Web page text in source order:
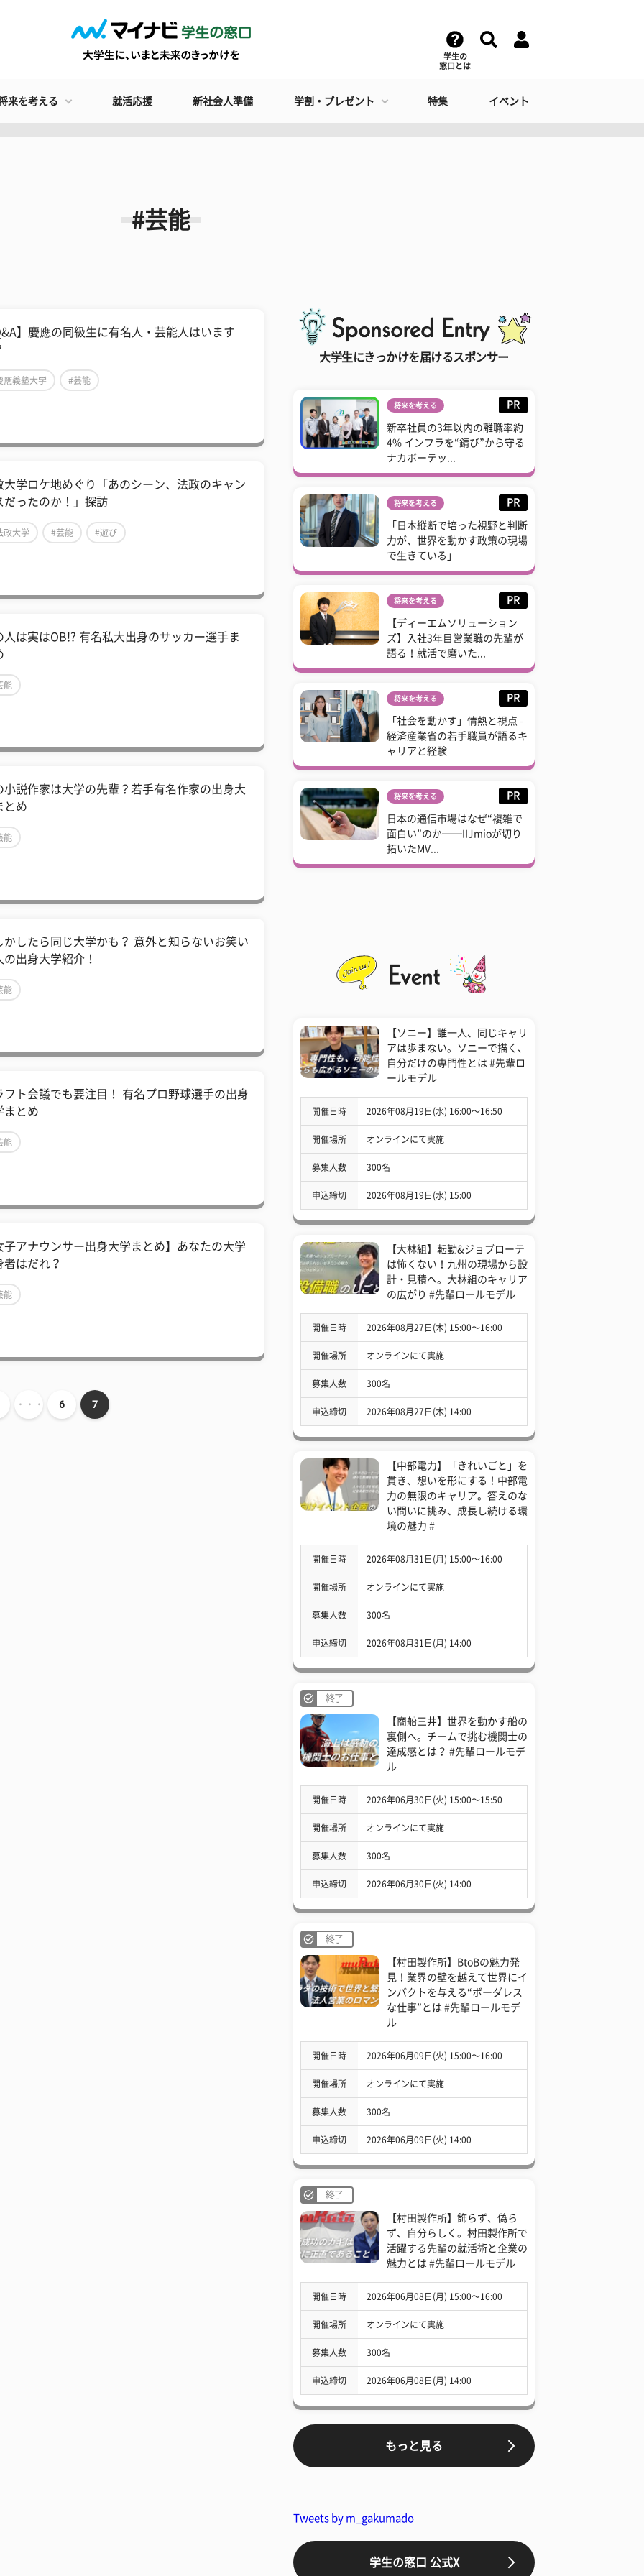
学生の
窓口とは
来を考える 就活応援 新社会人準備 学割・プレゼント 特集 イベント
#芸能
】慶應の同級生に有名人・芸能人はいます
應義塾大学 #芸能
大学ロケ地めぐり「あのシーン、法政のキャン
だったのか！」探訪
政大学 #芸能 #遊び
人は実はOB!? 有名私大出身のサッカー選手ま
能
小説作家は大学の先輩？若手有名作家の出身大
とめ
能
かしたら同じ大学かも？ 意外と知らないお笑い
の出身大学紹介！
能
フト会議でも要注目！ 有名プロ野球選手の出身
まとめ
能
子アナウンサー出身大学まとめ】あなたの大学
者はだれ？
能
・・・ 6 7
大学生にきっかけを届けるスポンサー
将来を考える PR
新卒社員の3年以内の離職率約
4% インフラを“錆び”から守る
ナカボーテッ...
将来を考える PR
「日本縦断で培った視野と判断
力が、世界を動かす政策の現場
で生きている」
将来を考える PR
【ディーエムソリューション
ズ】入社3年目営業職の先輩が
語る！就活で磨いた...
将来を考える PR
「社会を動かす」情熱と視点 -
経済産業省の若手職員が語るキ
ャリアと経験
将来を考える PR
日本の通信市場はなぜ“複雑で
面白い”のか──IIJmioが切り
拓いたMV...
【ソニー】誰一人、同じキャリ
アは歩まない。ソニーで描く、
自分だけの専門性とは #先輩ロ
ールモデル
開催日時 2026年08月19日(水) 16:00〜16:50
開催場所 オンラインにて実施
募集人数 300名
申込締切 2026年08月19日(水) 15:00
【大林組】転勤&ジョブローテ
は怖くない！九州の現場から設
計・見積へ。大林組のキャリア
の広がり #先輩ロールモデル
開催日時 2026年08月27日(木) 15:00〜16:00
開催場所 オンラインにて実施
募集人数 300名
申込締切 2026年08月27日(木) 14:00
【中部電力】「きれいごと」を
貫き、想いを形にする！中部電
力の無限のキャリア。答えのな
い問いに挑み、成長し続ける環
境の魅力 #
開催日時 2026年08月31日(月) 15:00〜16:00
開催場所 オンラインにて実施
募集人数 300名
申込締切 2026年08月31日(月) 14:00
終了
【商船三井】世界を動かす船の
裏側へ。チームで挑む機関士の
達成感とは？ #先輩ロールモデ
ル
開催日時 2026年06月30日(火) 15:00〜15:50
開催場所 オンラインにて実施
募集人数 300名
申込締切 2026年06月30日(火) 14:00
終了
【村田製作所】BtoBの魅力発
見！業界の壁を越えて世界にイ
ンパクトを与える“ボーダレス
な仕事”とは #先輩ロールモデ
ル
開催日時 2026年06月09日(火) 15:00〜16:00
開催場所 オンラインにて実施
募集人数 300名
申込締切 2026年06月09日(火) 14:00
終了
【村田製作所】飾らず、偽ら
ず、自分らしく。村田製作所で
活躍する先輩の就活術と企業の
魅力とは #先輩ロールモデル
開催日時 2026年06月08日(月) 15:00〜16:00
開催場所 オンラインにて実施
募集人数 300名
申込締切 2026年06月08日(月) 14:00
もっと見る
Tweets by m_gakumado
学生の窓口 公式X